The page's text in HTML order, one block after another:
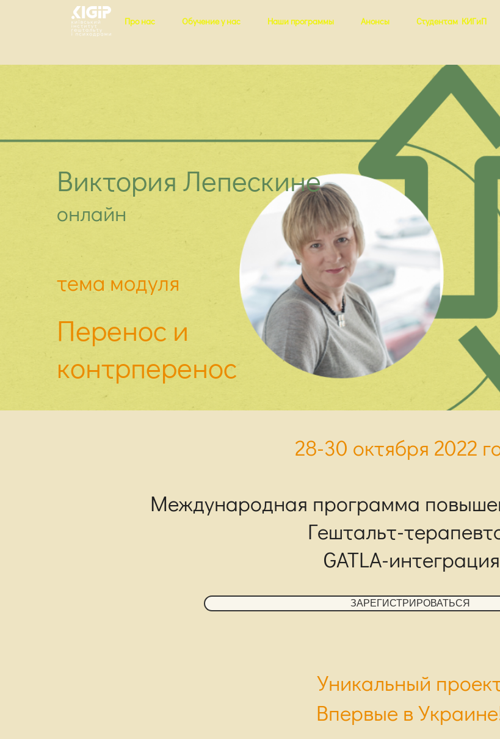
Про нас Обучение у нас Наши программы Анонсы Студентам КИГиП
Виктория Лепескине
онлайн
тема модуля
Перенос и
контрперенос
28-30 октября 2022
Международная программа
Гештальт-
GATLA-интеграция
ЗАРЕГИСТРИРОВАТЬСЯ
Уникальный
Впервые в